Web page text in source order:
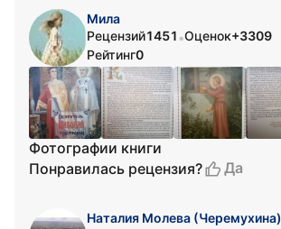
Мила
Рецензий1451 •Оценок+3309
Рейтинг0
Фотографии книги
Понравилась рецензия?
Да
Наталия Молева (Черемухина)